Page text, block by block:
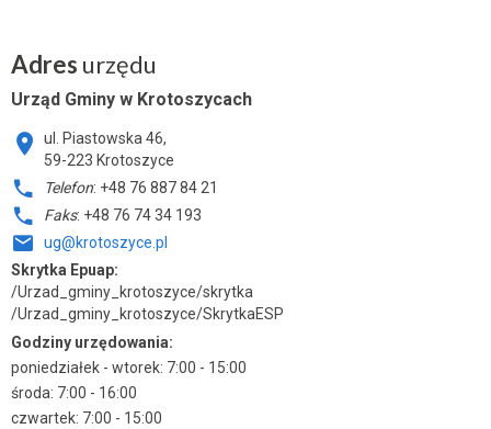
Adres urzędu
Urząd Gminy w Krotoszycach
ul. Piastowska 46,
59-223 Krotoszyce
Telefon: +48 76 887 84 21
Faks: +48 76 74 34 193
ug@krotoszyce.pl
Skrytka Epuap:
/Urzad_gminy_krotoszyce/skrytka
/Urzad_gminy_krotoszyce/SkrytkaESP
Godziny urzędowania:
poniedziałek - wtorek: 7:00 - 15:00
środa: 7:00 - 16:00
czwartek: 7:00 - 15:00